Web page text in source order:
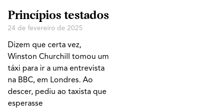
Princípios testados
24 de fevereiro de 2025
Dizem que certa vez,
Winston Churchill tomou um
táxi para ir a uma entrevista
na BBC, em Londres. Ao
descer, pediu ao taxista que
esperasse